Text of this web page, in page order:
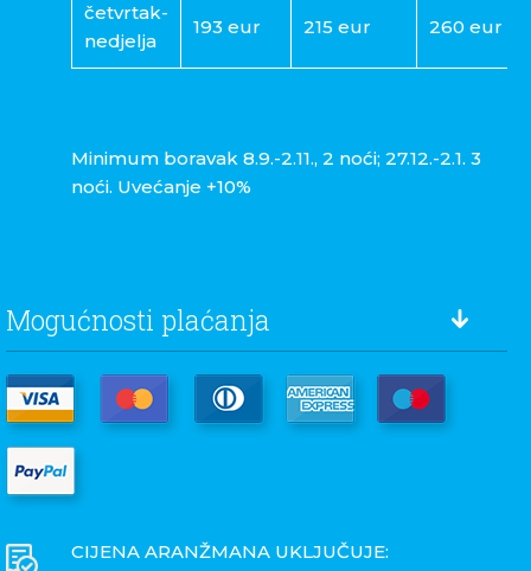
četvrtak-
nedjelja
193 eur 215 eur 260 eur
Minimum boravak 8.9.-2.11., 2 noći; 27.12.-2.1. 3
noći. Uvećanje +10%
Mogućnosti plaćanja
CIJENA ARANŽMANA UKLJUČUJE: